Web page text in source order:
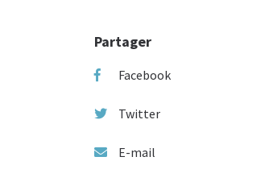
Partager
Facebook
Twitter
E-mail